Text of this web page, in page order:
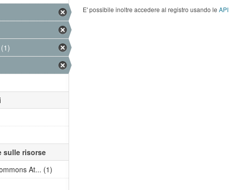
E' possibile inoltre accedere al registro usando le API
sulle risorse
At... (1)